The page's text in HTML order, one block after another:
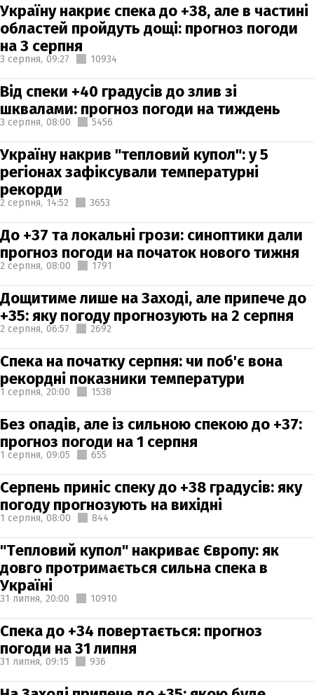
Україну накриє спека до +38, але в частині
областей пройдуть дощі: прогноз погоди
на 3 серпня
3 серпня, 09:27 10934
Від спеки +40 градусів до злив зі
шквалами: прогноз погоди на тиждень
3 серпня, 08:00 5456
Україну накрив "тепловий купол": у 5
регіонах зафіксували температурні
рекорди
2 серпня, 14:52 3653
До +37 та локальні грози: синоптики дали
прогноз погоди на початок нового тижня
2 серпня, 08:00 1791
Дощитиме лише на Заході, але припече до
+35: яку погоду прогнозують на 2 серпня
2 серпня, 06:57 2692
Спека на початку серпня: чи поб'є вона
рекордні показники температури
1 серпня, 20:00 1538
Без опадів, але із сильною спекою до +37:
прогноз погоди на 1 серпня
1 серпня, 09:05 655
Серпень приніс спеку до +38 градусів: яку
погоду прогнозують на вихідні
1 серпня, 08:00 844
"Тепловий купол" накриває Європу: як
довго протримається сильна спека в
Україні
31 липня, 20:00 10910
Спека до +34 повертається: прогноз
погоди на 31 липня
31 липня, 09:15 936